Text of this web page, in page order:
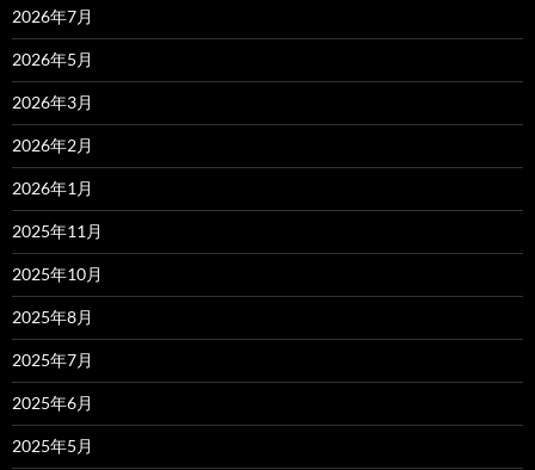
2026年7月
2026年5月
2026年3月
2026年2月
2026年1月
2025年11月
2025年10月
2025年8月
2025年7月
2025年6月
2025年5月